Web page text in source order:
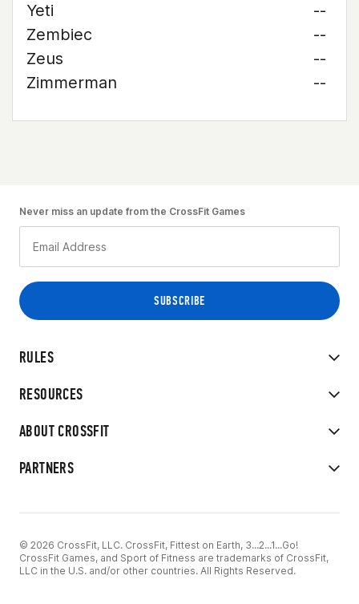
Yeti
--
Zembiec
--
Zeus
--
Zimmerman
--
RULES
RESOURCES
ABOUT CROSSFIT
PARTNERS
Never miss an update from the CrossFit Games
© 2026 CrossFit, LLC. CrossFit, Fittest on Earth, 3...2...1...Go!
CrossFit Games, and Sport of Fitness are trademarks of CrossFit,
LLC in the U.S. and/or other countries. All Rights Reserved.